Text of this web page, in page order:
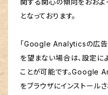
関する関心の傾向をおお
となっております。
「Google Analyticsの広告
を望まない場合は、設定に
ことが可能です。Google
をブラウザにインストール